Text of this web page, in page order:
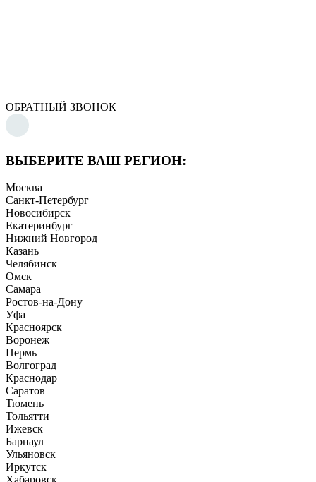
ОБРАТНЫЙ ЗВОНОК
ВЫБЕРИТЕ ВАШ РЕГИОН:
Москва
Санкт-Петербург
Новосибирск
Екатеринбург
Нижний Новгород
Казань
Челябинск
Омск
Самара
Ростов-на-Дону
Уфа
Красноярск
Воронеж
Пермь
Волгоград
Краснодар
Саратов
Тюмень
Тольятти
Ижевск
Барнаул
Ульяновск
Иркутск